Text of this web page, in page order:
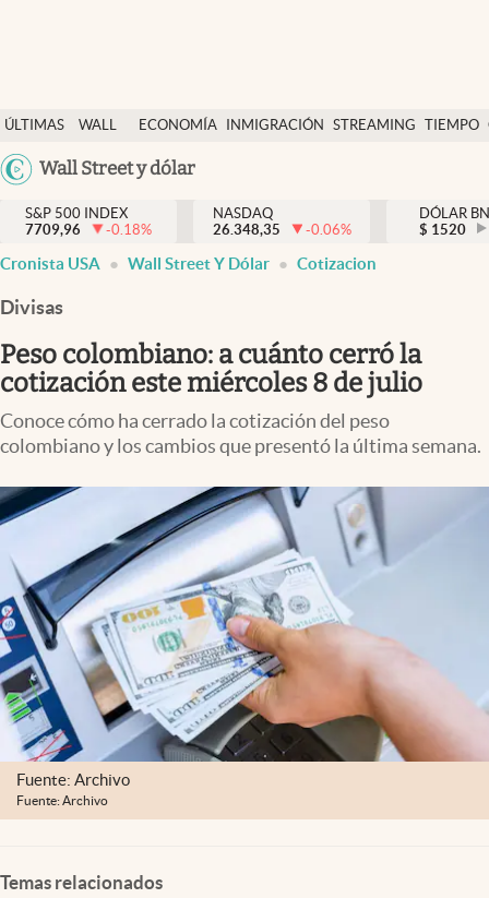
ÚLTIMAS
NOTICIAS
WALL
DÓLAR
ECONOMÍA INMIGRACIÓN STREAMING TIEMPO
México
Wall Street y dólar
Finanzas y economía
Wall Street y dólar
Inmigración
Espiritual
Streaming
Lifestyle
USA
S&P 500 INDEX
7709,96
-0.18%
NASDAQ
26.348,35
-0.06%
DÓLAR
$ 1520
Cronista USA Wall Street Y Dólar Cotizacion
Divisas
Peso colombiano: a cuánto cerró la
cotización este miércoles 8 de julio
Conoce cómo ha cerrado la cotización del peso
colombiano y los cambios que presentó la última semana.
Fuente: Archivo
Fuente: Archivo
Temas relacionados